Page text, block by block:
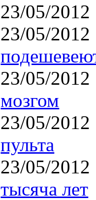
23/05/2012
23/05/2012
23/05/2012
мозгом
23/05/2012
пульта
23/05/2012
тысяча лет